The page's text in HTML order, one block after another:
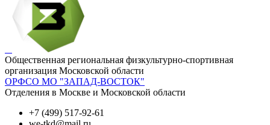
Общественная региональная физкультурно-спортивная
организация Московской области
ОРФСО МО "ЗАПАД-ВОСТОК"
Отделения в Москве и Московской области
+7 (499) 517-92-61